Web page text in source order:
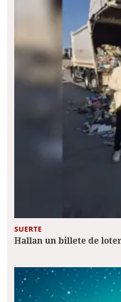
SUERTE
Hallan un billete de